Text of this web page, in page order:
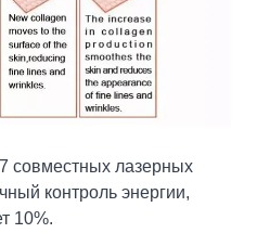
совместных лазерных
контроль энергии,
10%.